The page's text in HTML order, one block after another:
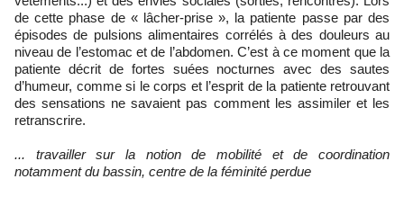
de cette phase de « lâcher-prise », la patiente passe par des
épisodes de pulsions alimentaires corrélés à des douleurs au
niveau de l’estomac et de l’abdomen. C’est à ce moment que la
patiente décrit de fortes suées nocturnes avec des sautes
d’humeur, comme si le corps et l’esprit de la patiente retrouvant
des sensations ne savaient pas comment les assimiler et les
retranscrire.
... travailler sur la notion de mobilité et de coordination
notamment du bassin, centre de la féminité perdue